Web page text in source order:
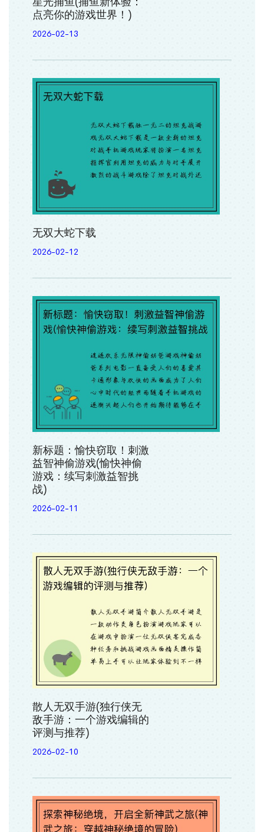
点亮你的游戏世界！)
2026-02-13
无双大蛇下载
2026-02-12
新标题：愉快窃取！刺激
益智神偷游戏(愉快神偷
游戏：续写刺激益智挑
战)
2026-02-11
散人无双手游(独行侠无
敌手游：一个游戏编辑的
评测与推荐)
2026-02-10